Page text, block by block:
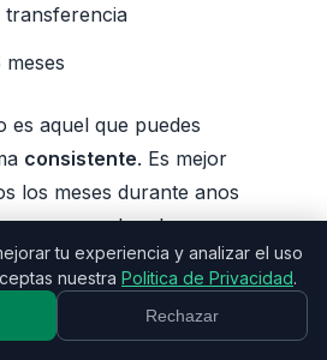
transferencia
meses
es aquel que puedes
consistente. Es mejor
los meses durante anos
meses y abandonar.
una meta de inversion
tu crecimiento mes a mes.
tu experiencia y analizar el uso
nuestra Politica de Privacidad.
Rechazar